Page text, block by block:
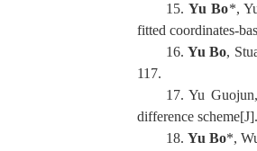
15.Yu Bo*,
fitted coordinates-
16.Yu Bo,
117.
17. Yu
difference
18.Yu Bo*,